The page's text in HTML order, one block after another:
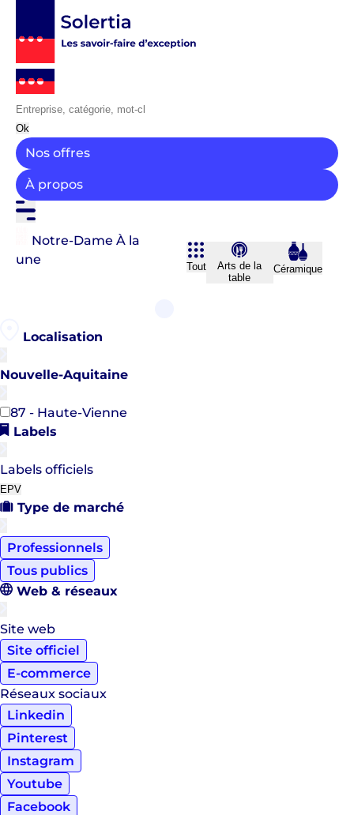
Ok
Nos offres
À propos
Notre-Dame À la
une
Tout
Arts de la
table
Céramique
Localisation
Nouvelle-Aquitaine
87 - Haute-Vienne
Labels
Labels officiels
EPV
Type de marché
Professionnels
Tous publics
Web & réseaux
Site web
Site officiel
E-commerce
Réseaux sociaux
Linkedin
Pinterest
Instagram
Youtube
Facebook